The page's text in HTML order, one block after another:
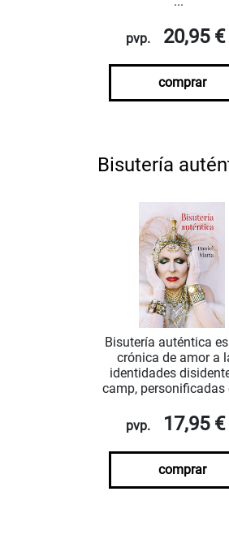
pvp. 20,95 €
comprar
Bisutería
Bisutería auténtica
crónica de amor a
identidades
camp, personificadas
pvp. 17,95 €
comprar